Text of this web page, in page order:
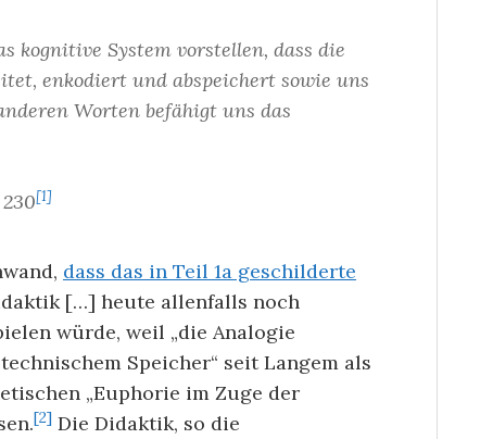
kognitive System vorstellen, dass die
enkodiert und abspeichert sowie uns
Worten befähigt uns das
[1]
dass das in Teil 1a geschilderte
[…] heute allenfalls noch
würde, weil „die Analogie
Speicher“ seit Langem als
„Euphorie im Zuge der
[2] Die Didaktik, so die